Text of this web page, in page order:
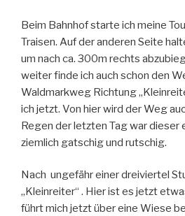
Beim Bahnhof starte ich meine
Traisen. Auf der anderen Seite
um nach ca. 300m rechts
weiter finde ich auch schon den
Waldmarkweg Richtung
ich jetzt. Von hier wird der Weg
Regen der letzten Tag war dieser
ziemlich gatschig und rutschig.
Nach ungefähr einer dreiviertel
„Kleinreiter“ . Hier ist es jetzt
führt mich jetzt über eine Wiese